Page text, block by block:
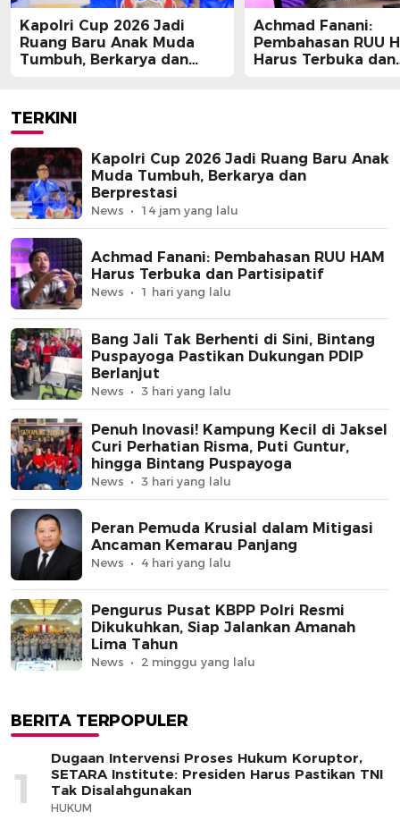
Kapolri Cup 2026 Jadi
Ruang Baru Anak Muda
Tumbuh, Berkarya dan
Achmad Fanani:
Pembahasan RUU
Harus Terbuka dan
TERKINI
Kapolri Cup 2026 Jadi Ruang Baru Anak
Muda Tumbuh, Berkarya dan
Berprestasi
News 14 jam yang lalu
Achmad Fanani: Pembahasan RUU HAM
Harus Terbuka dan Partisipatif
News 1 hari yang lalu
Bang Jali Tak Berhenti di Sini, Bintang
Puspayoga Pastikan Dukungan PDIP
Berlanjut
News 3 hari yang lalu
Penuh Inovasi! Kampung Kecil di Jaksel
Curi Perhatian Risma, Puti Guntur,
hingga Bintang Puspayoga
News 3 hari yang lalu
Peran Pemuda Krusial dalam Mitigasi
Ancaman Kemarau Panjang
News 4 hari yang lalu
Pengurus Pusat KBPP Polri Resmi
Dikukuhkan, Siap Jalankan Amanah
Lima Tahun
News 2 minggu yang lalu
BERITA TERPOPULER
1
Dugaan Intervensi Proses Hukum Koruptor,
SETARA Institute: Presiden Harus Pastikan TNI
Tak Disalahgunakan
HUKUM